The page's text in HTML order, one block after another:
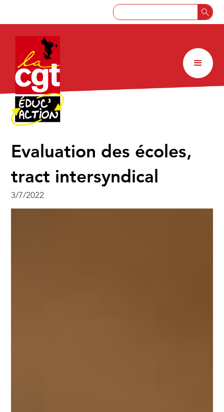
Evaluation des écoles,
tract intersyndical
3/7/2022